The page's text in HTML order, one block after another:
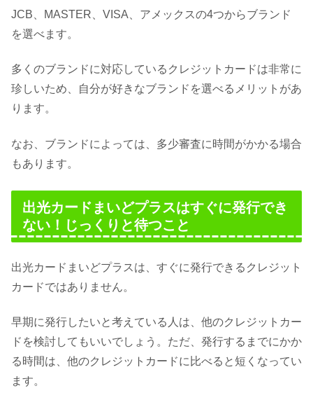
JCB、MASTER、VISA、アメックスの4つからブランド
を選べます。
多くのブランドに対応しているクレジットカードは非常に
珍しいため、自分が好きなブランドを選べるメリットがあ
ります。
なお、ブランドによっては、多少審査に時間がかかる場合
もあります。
出光カードまいどプラスはすぐに発行でき
ない！じっくりと待つこと
出光カードまいどプラスは、すぐに発行できるクレジット
カードではありません。
早期に発行したいと考えている人は、他のクレジットカー
ドを検討してもいいでしょう。ただ、発行するまでにかか
る時間は、他のクレジットカードに比べると短くなってい
ます。